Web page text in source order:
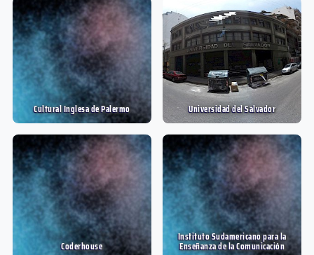
Cultural Inglesa de Palermo Universidad del Salvador
Coderhouse
Instituto Sudamericano para la
Enseñanza de la Comunicación